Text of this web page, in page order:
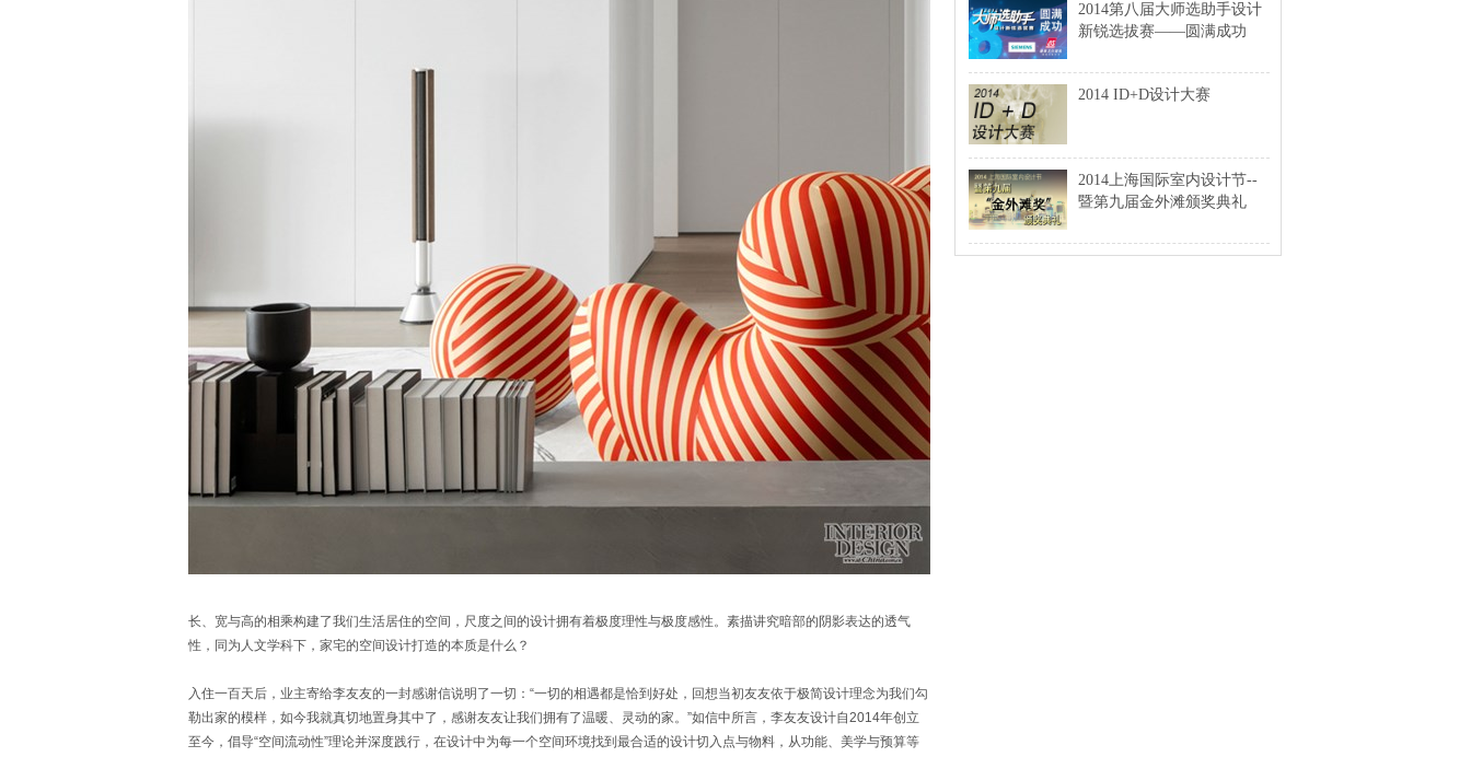
长、宽与高的相乘构建了我们生活居住的空间，尺度之间的设计拥有着极度理性与极度感性。素描讲究暗部的阴影表达的透气
性，同为人文学科下，家宅的空间设计打造的本质是什么？
入住一百天后，业主寄给李友友的一封感谢信说明了一切：“一切的相遇都是恰到好处，回想当初友友依于极简设计理念为我们勾
勒出家的模样，如今我就真切地置身其中了，感谢友友让我们拥有了温暖、灵动的家。”如信中所言，李友友设计自2014年创立
至今，倡导“空间流动性”理论并深度践行，在设计中为每一个空间环境找到最合适的设计切入点与物料，从功能、美学与预算等
2014第八届大师选助手设计
新锐选拔赛——圆满成功
2014 ID+D设计大赛
2014上海国际室内设计节--
暨第九届金外滩颁奖典礼